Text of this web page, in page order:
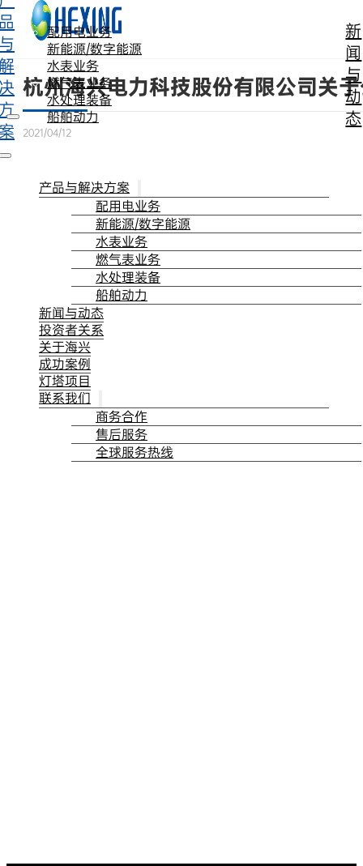
跳转到主要内容 跳转到页脚
配用电业务
新能源/数字能源
水表业务
燃气表业务
水处理装备
船舶动力
新
闻
与
动
态
产品与解决方案
配用电业务
新能源/数字能源
水表业务
燃气表业务
水处理装备
船舶动力
新闻与动态
投资者关系
关于海兴
成功案例
灯塔项目
联系我们
商务合作
售后服务
全球服务热线
杭州海兴电力科技股份有限公司关
2021/04/12